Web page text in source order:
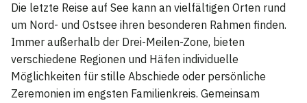
Die letzte Reise auf See kann an vielfältigen Orten rund
um Nord- und Ostsee ihren besonderen Rahmen finden.
Immer außerhalb der Drei-Meilen-Zone, bieten
verschiedene Regionen und Häfen individuelle
Möglichkeiten für stille Abschiede oder persönliche
Zeremonien im engsten Familienkreis. Gemeinsam